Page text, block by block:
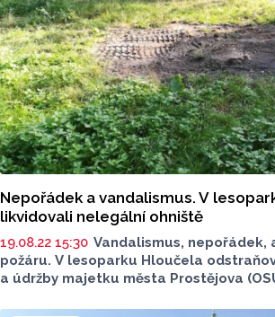
Nepořádek a vandalismus. V
likvidovali nelegální ohniště
19.08.22 15:30 Vandalismus, nepořádek,
požáru. V lesoparku Hloučela
a údržby majetku města Prostějova